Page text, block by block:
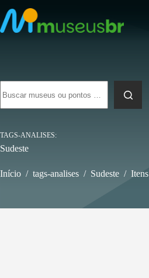
para
o
conteúdo
resultados
TAGS-ANALISES
Sudeste
Início / tags-analises / Sudeste / Itens